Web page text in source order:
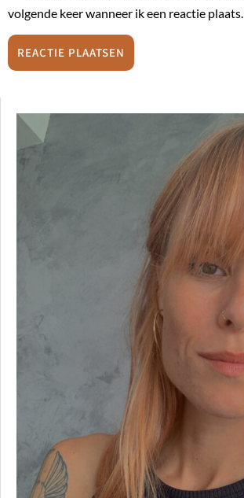
volgende keer wanneer ik een reactie plaats.